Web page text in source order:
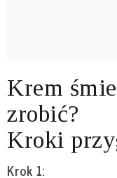
Krem
zrobić?
Kroki
Krok 1: